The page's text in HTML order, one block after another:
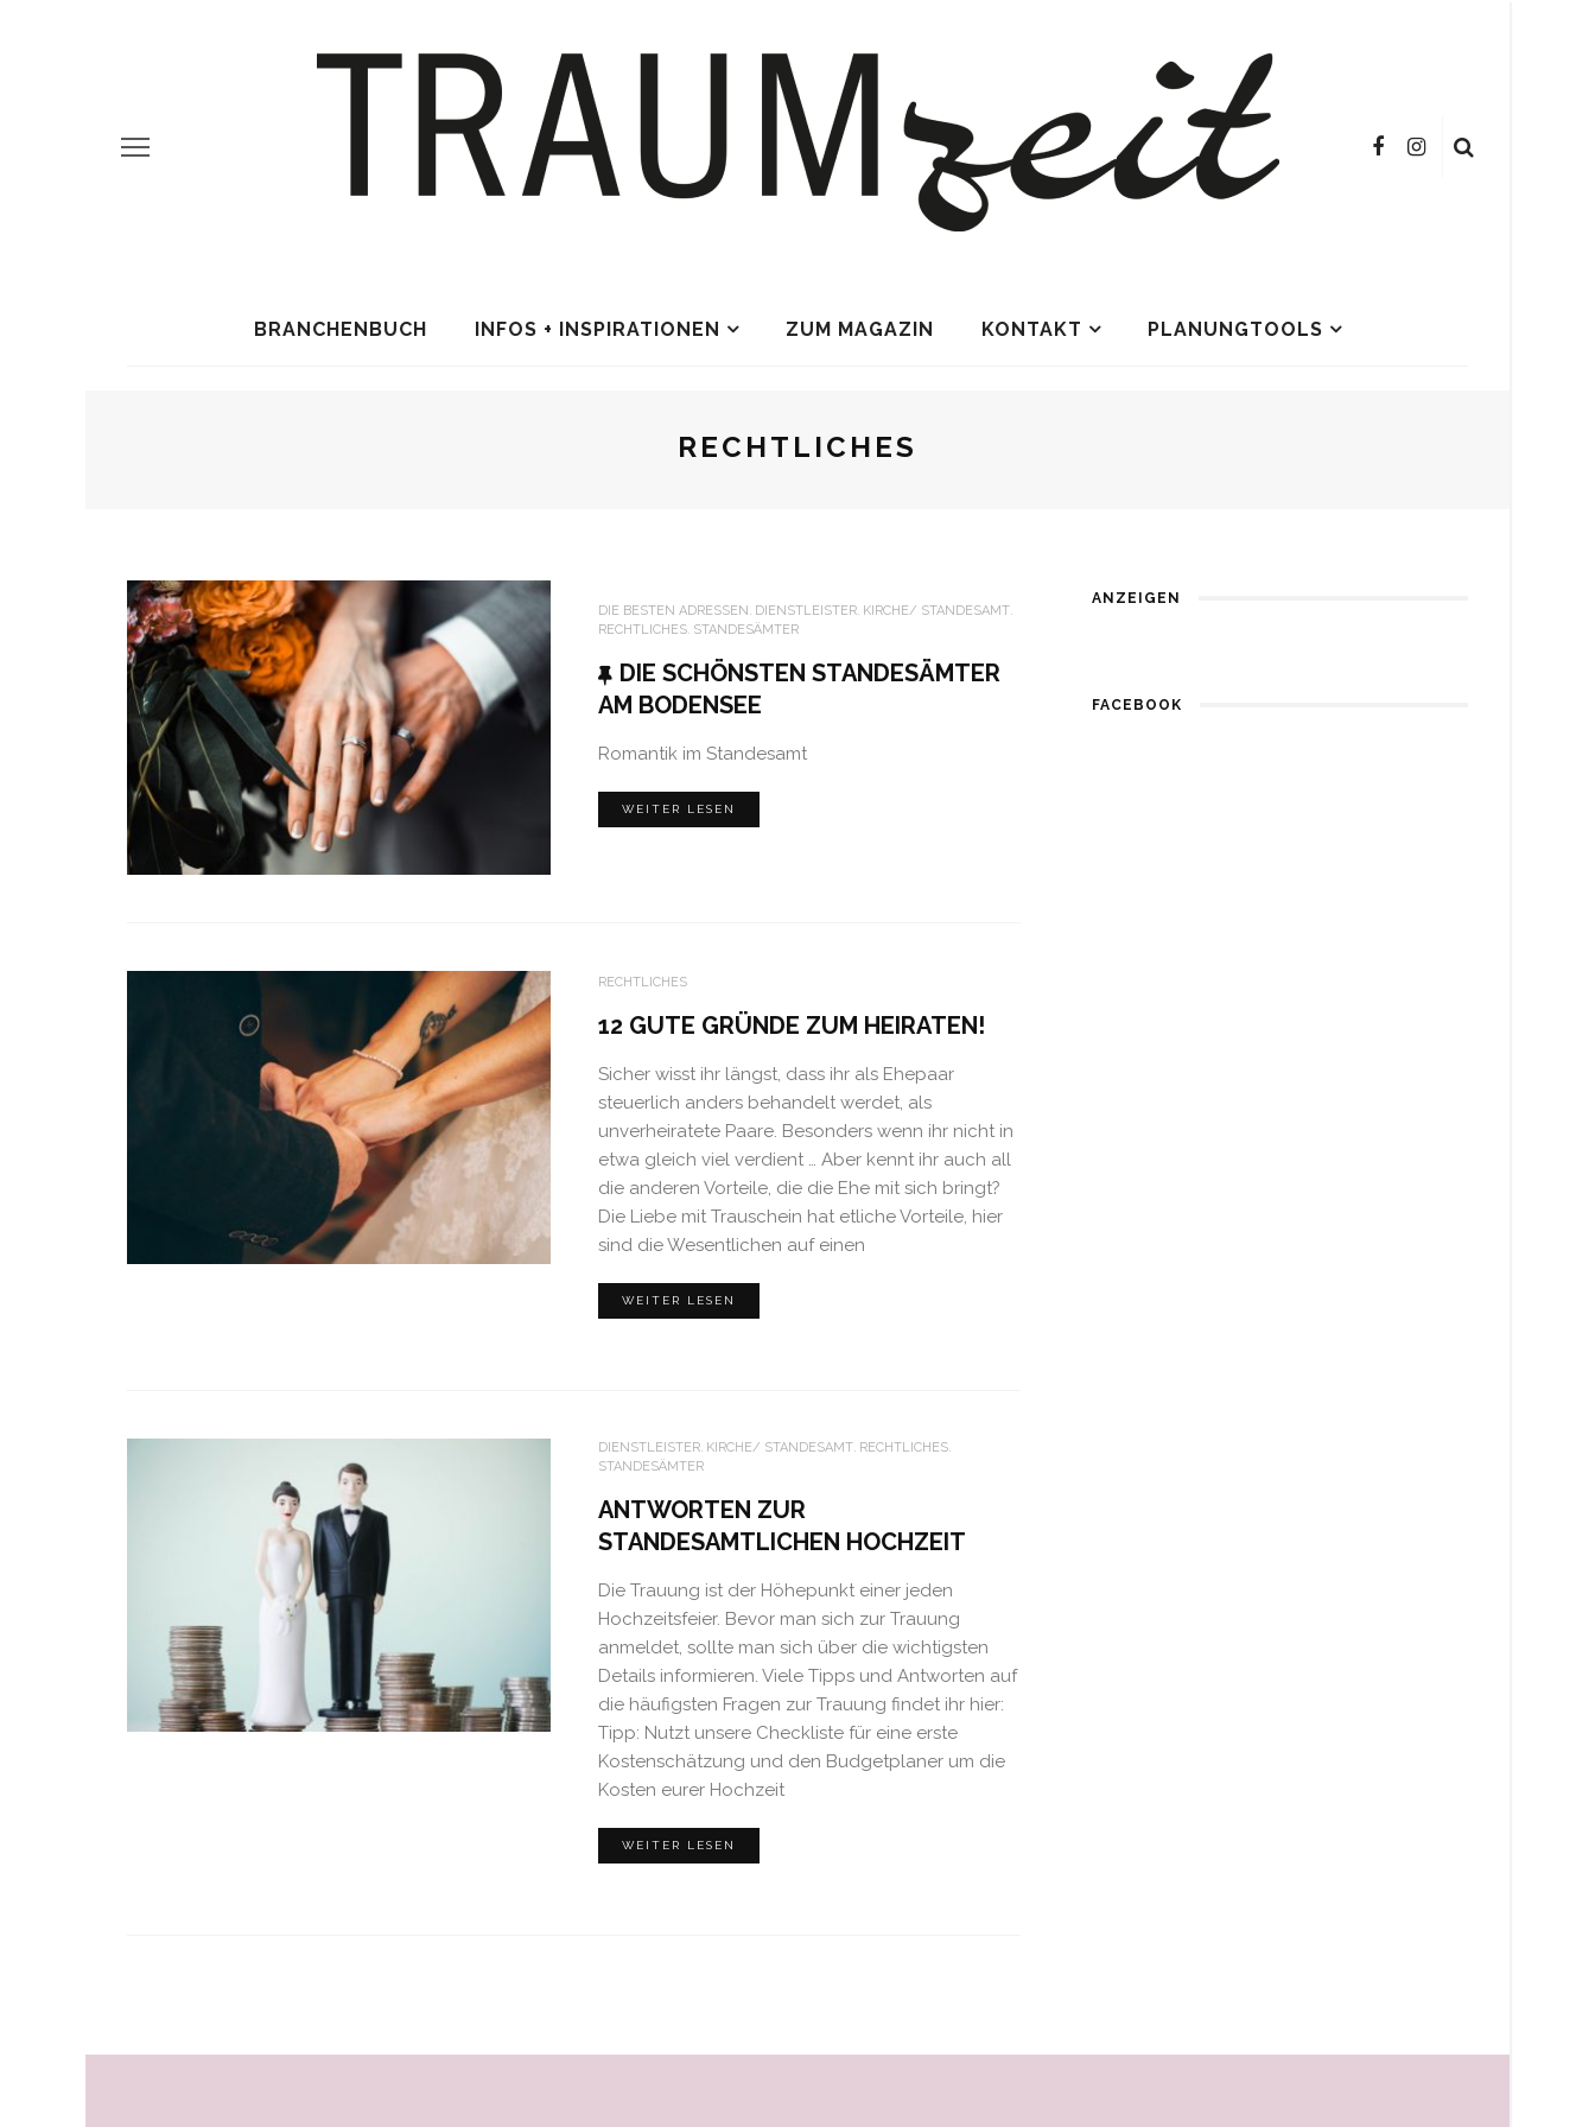
BRANCHENBUCH INFOS + INSPIRATIONEN ZUM MAGAZIN KONTAKT PLANUNGTOOLS
RECHTLICHES
DIE BESTEN ADRESSEN DIENSTLEISTER KIRCHE/ STANDESAMT
RECHTLICHES STANDESÄMTER
DIE SCHÖNSTEN STANDESÄMTER
AM BODENSEE
Romantik im Standesamt
WEITER LESEN
RECHTLICHES
12 GUTE GRÜNDE ZUM HEIRATEN!
Sicher wisst ihr längst, dass ihr als Ehepaar
steuerlich anders behandelt werdet, als
unverheiratete Paare. Besonders wenn ihr nicht in
etwa gleich viel verdient … Aber kennt ihr auch all
die anderen Vorteile, die die Ehe mit sich bringt?
Die Liebe mit Trauschein hat etliche Vorteile, hier
sind die Wesentlichen auf einen
WEITER LESEN
DIENSTLEISTER KIRCHE/ STANDESAMT RECHTLICHES
STANDESÄMTER
ANTWORTEN ZUR
STANDESAMTLICHEN HOCHZEIT
Die Trauung ist der Höhepunkt einer jeden
Hochzeitsfeier. Bevor man sich zur Trauung
anmeldet, sollte man sich über die wichtigsten
Details informieren. Viele Tipps und Antworten auf
die häufigsten Fragen zur Trauung findet ihr hier:
Tipp: Nutzt unsere Checkliste für eine erste
Kostenschätzung und den Budgetplaner um die
Kosten eurer Hochzeit
WEITER LESEN
ANZEIGEN
FACEBOOK